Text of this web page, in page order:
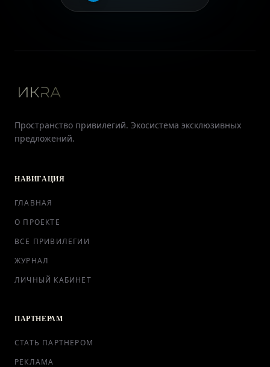
Пространство привилегий. Экосистема эксклюзивных
предложений.
НАВИГАЦИЯ
ГЛАВНАЯ
О ПРОЕКТЕ
ВСЕ ПРИВИЛЕГИИ
ЖУРНАЛ
ЛИЧНЫЙ КАБИНЕТ
ПАРТНЕРАМ
СТАТЬ ПАРТНЕРОМ
РЕКЛАМА